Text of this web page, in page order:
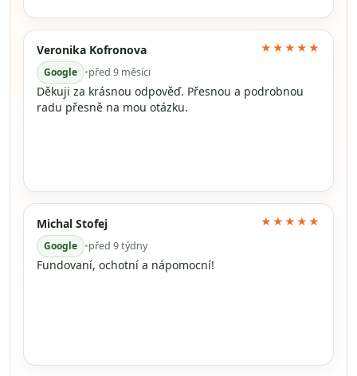
Veronika Kofronova
Google •před 9 měsíci
★★★★★
Děkuji za krásnou odpověď. Přesnou a podrobnou
radu přesně na mou otázku.
Michal Stofej
Google •před 9 týdny
★★★★★
Fundovaní, ochotní a nápomocní!